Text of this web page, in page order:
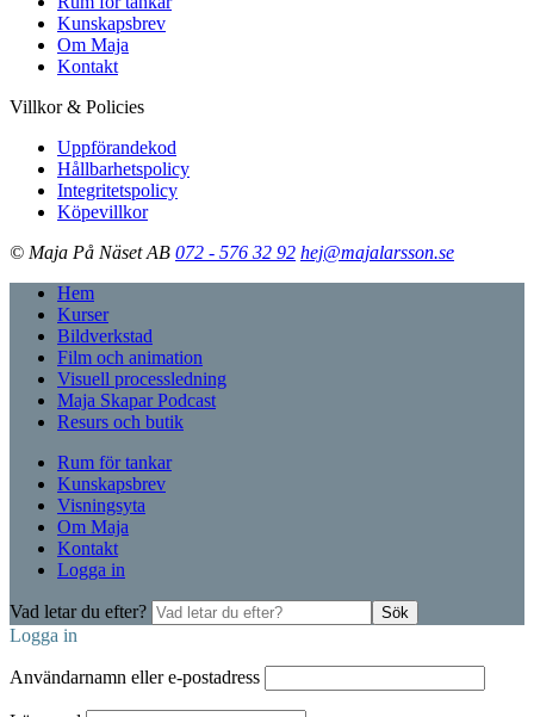
Kunskapsbrev
Om Maja
Kontakt
Villkor & Policies
Uppförandekod
Hållbarhetspolicy
Integritetspolicy
Köpevillkor
© Maja På Näset AB 072 - 576 32 92 hej@majalarsson.se
Hem
Kurser
Bildverkstad
Film och animation
Visuell processledning
Maja Skapar Podcast
Resurs och butik
Rum för tankar
Kunskapsbrev
Visningsyta
Om Maja
Kontakt
Logga in
Vad letar du efter? Sök
Logga in
Användarnamn eller e-postadress